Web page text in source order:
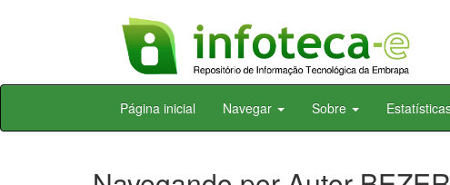
Skip
Página inicial Navegar Sobre